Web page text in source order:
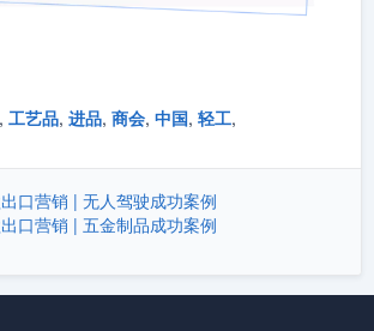
, 工艺品, 进品, 商会, 中国, 轻工,
口营销 | 无人驾驶成功案例
口营销 | 五金制品成功案例